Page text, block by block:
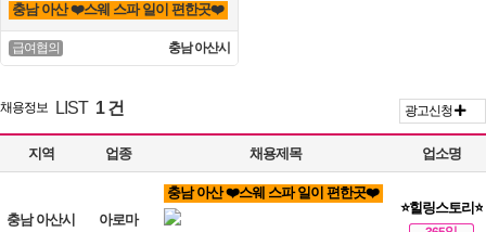
충남 아산 ❤️스웨 스파 일이 편한곳❤️
급여협의 충남 아산시
채용정보 LIST 1 건 광고신청
지역 업종 채용제목 업소명
충남 아산시 아로마
충남 아산 ❤️스웨 스파 일이 편한곳❤️
⭐힐링스토리⭐